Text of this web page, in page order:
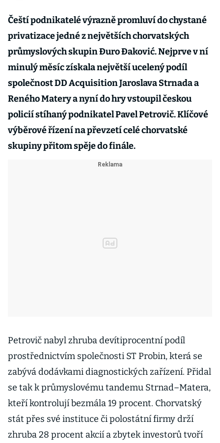
Čeští podnikatelé výrazně promluví do chystané
privatizace jedné z největších chorvatských
průmyslových skupin Đuro Đaković. Nejprve v ní
minulý měsíc získala největší ucelený podíl
společnost DD Acquisition Jaroslava Strnada a
Reného Matery a nyní do hry vstoupil českou
policií stíhaný podnikatel Pavel Petrovič. Klíčové
výběrové řízení na převzetí celé chorvatské
skupiny přitom spěje do finále.
Petrovič nabyl zhruba devítiprocentní podíl
prostřednictvím společnosti ST Probin, která se
zabývá dodávkami diagnostických zařízení. Přidal
se tak k průmyslovému tandemu Strnad–Matera,
kteří kontrolují bezmála 19 procent. Chorvatský
stát přes své instituce či polostátní firmy drží
zhruba 28 procent akcií a zbytek investorů tvoří